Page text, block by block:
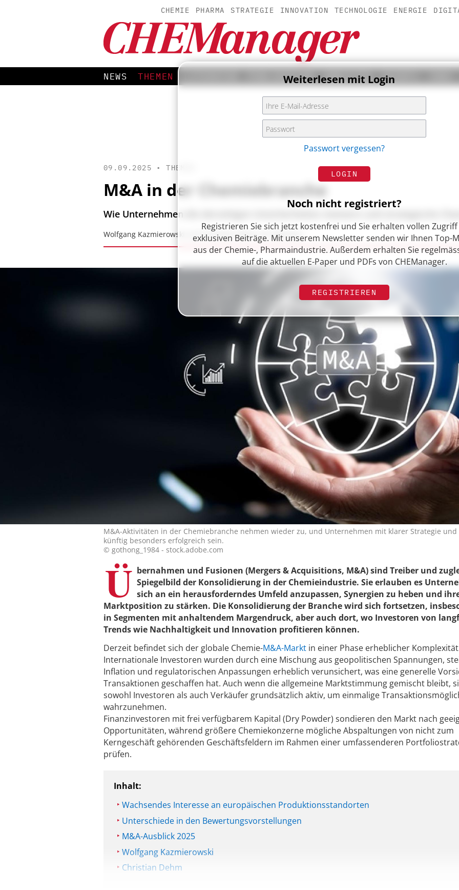
CHEMIE PHARMA STRATEGIE INNOVATION TECHNOLOGIE ENERGIE
NEWS THEMEN PUBLIKATION ANBIETER EVENTS
09.09.2025 •THEMEN
M&A in der Chemiebranche
Wie Unternehmen die derzeitigen Unsicherheiten meistern und strategische
Wolfgang Kazmierowski und Christian Dehm, DC Advisory
M&A-Aktivitäten in der Chemiebranche nehmen wieder zu, und Unternehmen mit klarer Strategie
künftig besonders erfolgreich sein.
© gothong_1984 - stock.adobe.com
Ü bernahmen und Fusionen (Mergers & Acquisitions, M&A) sind Treiber und
Spiegelbild der Konsolidierung in der Chemieindustrie. Sie erlauben es
sich an ein herausforderndes Umfeld anzupassen, Synergien zu heben und
Marktposition zu stärken. Die Konsolidierung der Branche wird sich fortsetzen,
in Segmenten mit anhaltendem Margendruck, aber auch dort, wo Investoren von
Trends wie Nachhaltigkeit und Innovation profitieren können.
Derzeit befindet sich der globale Chemie-M&A-Markt in einer Phase erheblicher
Internationale Investoren wurden durch eine Mischung aus geopolitischen Spannungen,
Inflation und regulatorischen Anpassungen erheblich verunsichert, was eine generelle
Transaktionen geschaffen hat. Auch wenn die allgemeine Marktstimmung gemischt bleibt,
sowohl Investoren als auch Verkäufer grundsätzlich aktiv, um einmalige
wahrzunehmen.
Finanzinvestoren mit frei verfügbarem Kapital (Dry Powder) sondieren den Markt nach
Opportunitäten, während größere Chemiekonzerne mögliche Abspaltungen von nicht zum
Kerngeschäft gehörenden Geschäftsfeldern im Rahmen einer umfassenderen
prüfen.
Inhalt:
Wachsendes Interesse an europäischen Produktionsstandorten
Unterschiede in den Bewertungsvorstellungen
M&A-Ausblick 2025
Wolfgang Kazmierowski
Christian Dehm
Weiterlesen mit Login
Passwort vergessen?
LOGIN
Noch nicht registriert?
Registrieren Sie sich jetzt kostenfrei und Sie erhalten vollen
exklusiven Beiträge. Mit unserem Newsletter senden wir Ihnen Top-
aus der Chemie-, Pharmaindustrie. Außerdem erhalten Sie
auf die aktuellen E-Paper und PDFs von CHEManager.
REGISTRIEREN